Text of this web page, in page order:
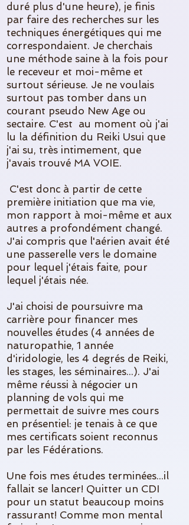
duré plus d'une heure), je finis
par faire des recherches sur les
techniques énergétiques qui me
correspondaient. Je cherchais
une méthode saine à la fois pour
le receveur et moi-même et
surtout sérieuse. Je ne voulais
surtout pas tomber dans un
courant pseudo New Age ou
sectaire. C'est au moment où j'ai
lu la définition du Reiki Usui que
j'ai su, très intimement, que
j'avais trouvé MA VOIE.
C'est donc à partir de cette
première initiation que ma vie,
mon rapport à moi-même et aux
autres a profondément changé.
J'ai compris que l'aérien avait été
une passerelle vers le domaine
pour lequel j'étais faite, pour
lequel j'étais née.
J'ai choisi de poursuivre ma
carrière pour financer mes
nouvelles études (4 années de
naturopathie, 1 année
d'iridologie, les 4 degrés de Reiki,
les stages, les séminaires...). J'ai
même réussi à négocier un
planning de vols qui me
permettait de suivre mes cours
en présentiel: je tenais à ce que
mes certificats soient reconnus
par les Fédérations.
Une fois mes études terminées...il
fallait se lancer! Quitter un CDI
pour un statut beaucoup moins
rassurant! Comme mon mental